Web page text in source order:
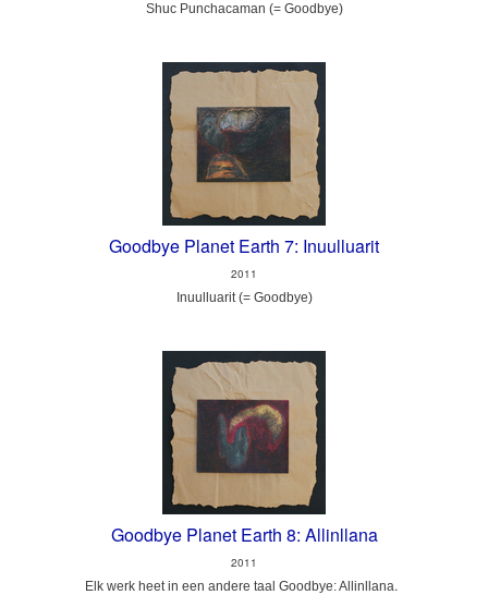
Shuc Punchacaman (= Goodbye)
Goodbye Planet Earth 7: Inuulluarit
2011
Inuulluarit (= Goodbye)
Goodbye Planet Earth 8: Allinllana
2011
Elk werk heet in een andere taal Goodbye: Allinllana.